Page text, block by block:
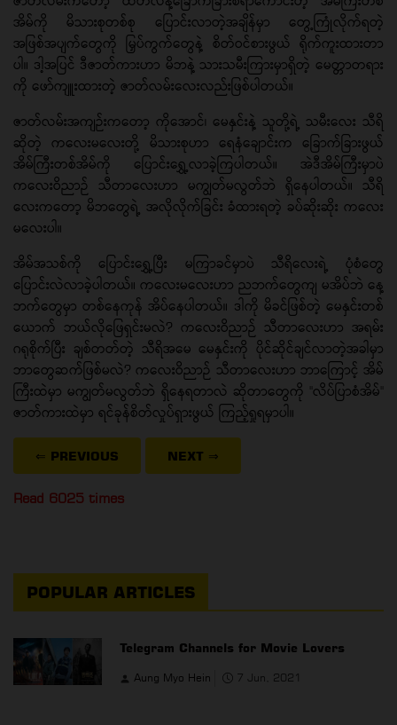
အိမ်ကို မိသားစုတစ်စု ပြောင်းလာတဲ့အချိန်မှာ တွေ့ကြုံလိုက်ရတဲ့
အဖြစ်အပျက်တွေကို မြှပ်ကွက်တွေနဲ့ စိတ်ဝင်စားဖွယ် ရိုက်ကူးထားတာ
ပါ။ ဒါ့အပြင် ဒီဇာတ်ကားဟာ မိဘနဲ့ သားသမီးကြားမှာရှိတဲ့ မေတ္တာတရား
ကို ဖော်ကျူးထားတဲ့ ဇာတ်လမ်းလေးလည်းဖြစ်ပါတယ်။
ဇာတ်လမ်းအကျဉ်းကတော့ ကိုအောင်၊ မေနှင်းနဲ့ သူတို့ရဲ့ သမီးလေး သီရိ
ဆိုတဲ့ ကလေးမလေးတို့ မိသားစုဟာ ရေနံချောင်းက ခြောက်ခြားဖွယ်
အိမ်ကြီးတစ်အိမ်ကို ပြောင်းရွှေ့လာခဲ့ကြပါတယ်။ အဲဒီအိမ်ကြီးမှာပဲ
ကလေးဝိညာဉ် သီတာလေးဟာ မကျွတ်မလွတ်ဘဲ ရှိနေပါတယ်။ သီရိ
လေးကတော့ မိဘတွေရဲ့ အလိုလိုက်ခြင်း ခံထားရတဲ့ ခပ်ဆိုးဆိုး ကလေး
မလေးပါ။
အိမ်အသစ်ကို ပြောင်းရွှေ့ပြီး မကြာခင်မှာပဲ သီရိလေးရဲ့ ပုံစံတွေ
ပြောင်းလဲလာခဲ့ပါတယ်။ ကလေးမလေးဟာ ညဘက်တွေကျ မအိပ်ဘဲ နေ့
ဘက်တွေမှာ တစ်နေကုန် အိပ်နေပါတယ်။ ဒါကို မိခင်ဖြစ်တဲ့ မေနှင်းတစ်
ယောက် ဘယ်လိုဖြေရှင်းမလဲ? ကလေးဝိညာဉ် သီတာလေးဟာ အရမ်း
ဂရုစိုက်ပြီး ချစ်တတ်တဲ့ သီရိအမေ မေနှင်းကို ပိုင်ဆိုင်ချင်လာတဲ့အခါမှာ
ဘာတွေဆက်ဖြစ်မလဲ? ကလေးဝိညာဉ် သီတာလေးဟာ ဘာကြောင့် အိမ်
ကြီးထဲမှာ မကျွတ်မလွတ်ဘဲ ရှိနေရတာလဲ ဆိုတာတွေကို "လိပ်ပြာစံအိမ်"
ဇာတ်ကားထဲမှာ ရင်ခုန်စိတ်လှုပ်ရှားဖွယ် ကြည့်ရှုရမှာပါ။
⇐ PREVIOUS NEXT ⇒
Read 6025 times
POPULAR ARTICLES
Telegram Channels for Movie Lovers
Aung Myo Hein 7 Jun, 2021